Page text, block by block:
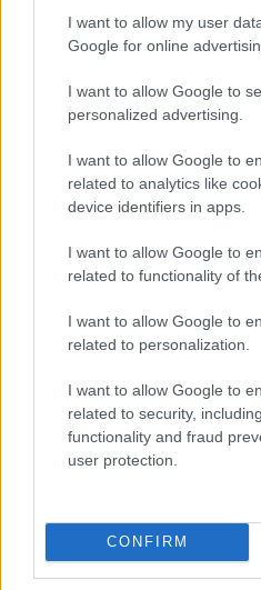
I want to allow my user
Google for online
I want to allow Google to
personalized advertising.
I want to allow Google to
related to analytics like
device identifiers in apps.
I want to allow Google to
related to functionality of
I want to allow Google to
related to personalization.
I want to allow Google to
related to security,
functionality and fraud
user protection.
CONFIRM
KÁNIKULA-AKTUÁL:
HŐSÉGRIASZTÁST, A
LEGKRITIKUSABB AZ
SZEMPONTJÁBÓL, DE AZ
EGYELŐRE KITART
A Védelmi Munkacsoport szerint
villamosenergia-rendszere, de